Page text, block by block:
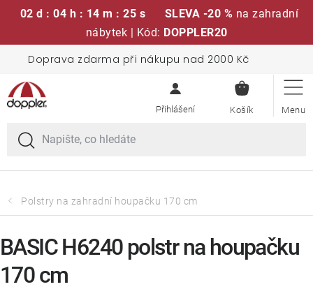
02 d : 04 h : 14 m : 24 s SLEVA -20 % na zahradní
nábytek | Kód: DOPPLER20
obsah
Doprava zdarma při nákupu nad 2000 Kč
KOŠÍK
Sedací soupravy
Slunečníky
Křesla a židle
Lavice a houpačky
Polstry na zahradní houpačku 170 cm
BASIC H6240 polstr na houpačku
170 cm